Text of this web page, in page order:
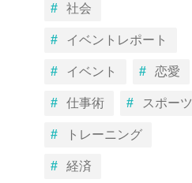
社会
イベントレポート
イベント 恋愛
仕事術 スポーツ
トレーニング
経済